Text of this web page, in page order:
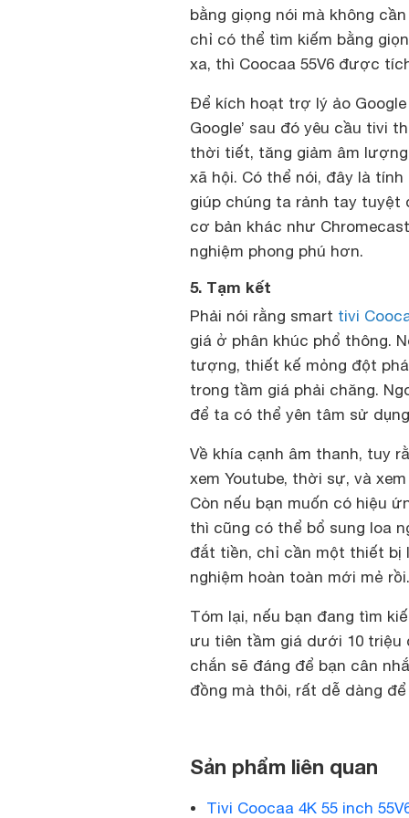
bằng giọng nói mà không
chỉ có thể tìm kiếm bằng
xa, thì Coocaa 55V6 được
Để kích hoạt trợ lý ảo Google
Google’ sau đó yêu cầu tivi
thời tiết, tăng giảm âm
xã hội. Có thể nói, đây là
giúp chúng ta rảnh tay tuyệt
cơ bản khác như
nghiệm phong phú hơn.
5. Tạm kết
Phải nói rằng smart tivi
giá ở phân khúc phổ thông.
tượng, thiết kế mỏng đột
trong tầm giá phải chăng.
để ta có thể yên tâm sử
Về khía cạnh âm thanh, tuy
xem Youtube, thời sự, và
Còn nếu bạn muốn có hiệu
thì cũng có thể bổ sung loa
đắt tiền, chỉ cần một thiết bị
nghiệm hoàn toàn mới mẻ rồi.
Tóm lại, nếu bạn đang tìm
ưu tiên tầm giá dưới 10 triệu
chắn sẽ đáng để bạn cân
đồng mà thôi, rất dễ dàng
Sản phẩm liên quan
Tivi Coocaa 4K 55 inch